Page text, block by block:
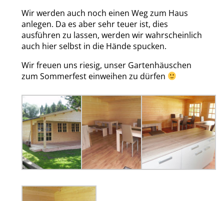
Wir werden auch noch einen Weg zum Haus
anlegen. Da es aber sehr teuer ist, dies
ausführen zu lassen, werden wir wahrscheinlich
auch hier selbst in die Hände spucken.
Wir freuen uns riesig, unser Gartenhäuschen
zum Sommerfest einweihen zu dürfen